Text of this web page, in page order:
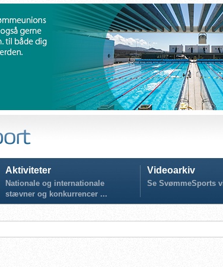
Aktiviteter
Nationale og internationale
stævner og konkurrencer ...
Videoarkiv
Se SvømmeSports